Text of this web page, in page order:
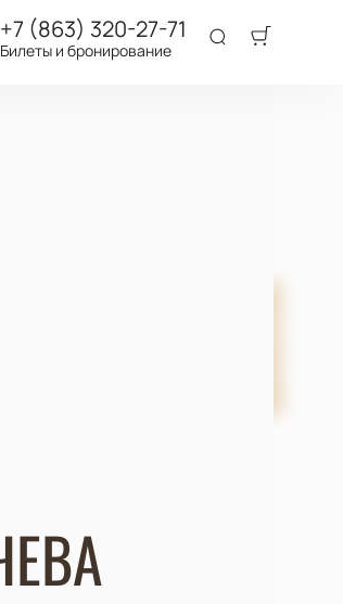
+7 (863) 320-27-71
Билеты и бронирование